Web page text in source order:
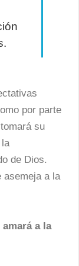
por parte
su
de Dios.
asemeja a la
a la